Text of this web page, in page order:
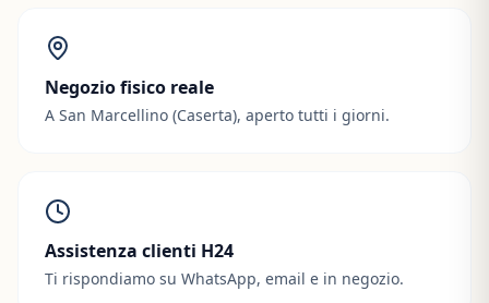
Negozio fisico reale
A San Marcellino (Caserta), aperto tutti i giorni.
Assistenza clienti H24
Ti rispondiamo su WhatsApp, email e in negozio.